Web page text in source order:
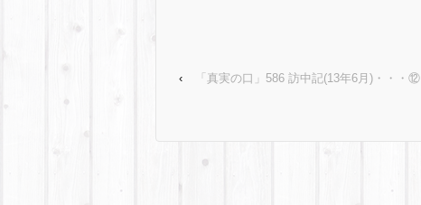
‹ 「真実の口」586 訪中記(13年6月)・・・⑫